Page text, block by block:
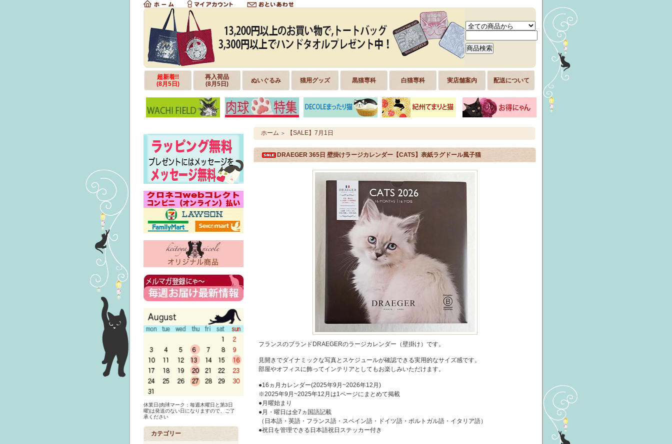
超新着!!
(8月5日)
再入荷品
(8月5日)
ぬいぐるみ 猫用グッズ 黒猫専科 白猫専科 実店舗案内 配送について
休業日(肉球マーク：毎週木曜日と第3日
曜)は発送のない日になりますので、ご了
承ください
カテゴリー
ホーム ＞ 【SALE】7月1日
DRAEGER 365日 壁掛けラージカレンダー【CATS】表紙ラグドール風子猫
フランスのブランドDRAEGERのラージカレンダー（壁掛け）です。
見開きでダイナミックな写真とスケジュールが確認できる実用的なサイズ感です。
部屋やオフィスに飾ってインテリアとしてもお楽しみいただけます。
●16ヵ月カレンダー(2025年9月~2026年12月)
※2025年9月~2025年12月は1ページにまとめて掲載
●月曜始まり
●月・曜日は全7ヵ国語記載
（日本語・英語・フランス語・スペイン語・ドイツ語・ポルトガル語・イタリア語）
●祝日を管理できる日本語祝日ステッカー付き